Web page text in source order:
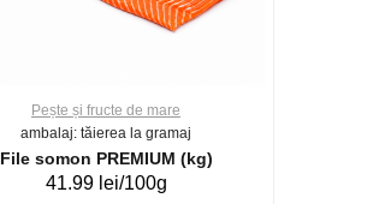
Pește și fructe de mare
ambalaj: tăierea la gramaj
File somon PREMIUM (kg)
41.99 lei/100g